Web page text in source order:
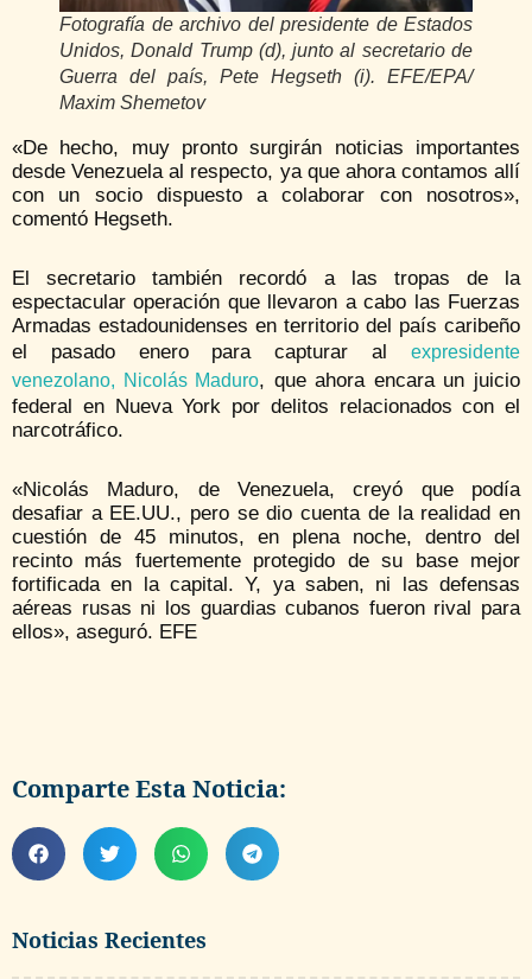
Noticias Recientes
Fotografía de archivo del presidente de Estados
Unidos, Donald Trump (d), junto al secretario de
Guerra del país, Pete Hegseth (i). EFE/EPA/
Maxim Shemetov
«De hecho, muy pronto surgirán noticias importantes
desde Venezuela al respecto, ya que ahora contamos allí
con un socio dispuesto a colaborar con nosotros»,
comentó Hegseth.
El secretario también recordó a las tropas de la
espectacular operación que llevaron a cabo las Fuerzas
Armadas estadounidenses en territorio del país caribeño
el pasado enero para capturar al expresidente
venezolano, Nicolás Maduro, que ahora encara un juicio
federal en Nueva York por delitos relacionados con el
narcotráfico.
«Nicolás Maduro, de Venezuela, creyó que podía
desafiar a EE.UU., pero se dio cuenta de la realidad en
cuestión de 45 minutos, en plena noche, dentro del
recinto más fuertemente protegido de su base mejor
fortificada en la capital. Y, ya saben, ni las defensas
aéreas rusas ni los guardias cubanos fueron rival para
ellos», aseguró. EFE
Comparte Esta Noticia: